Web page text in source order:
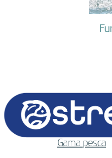
Gama pesca